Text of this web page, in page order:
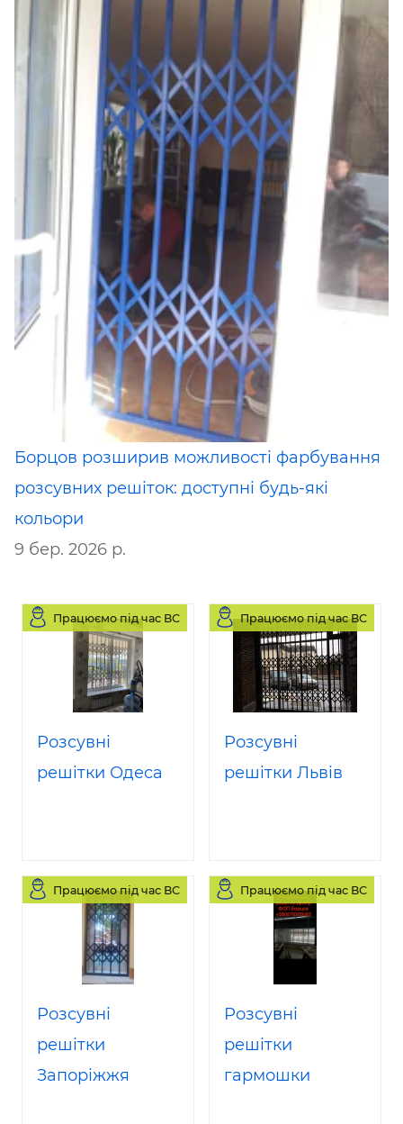
Борцов розширив можливості фарбування
розсувних решіток: доступні будь-які
кольори
9 бер. 2026 р.
Працюємо під час ВС
Розсувні
решітки Одеса
Працюємо під час ВС
Розсувні
решітки Львів
Працюємо під час ВС
Розсувні
решітки
Запоріжжя
Працюємо під час ВС
Розсувні
решітки
гармошки